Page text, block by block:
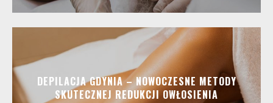
DEPILACJA GDYNIA – NOWOCZESNE METODY
SKUTECZNEJ REDUKCJI OWŁOSIENIA